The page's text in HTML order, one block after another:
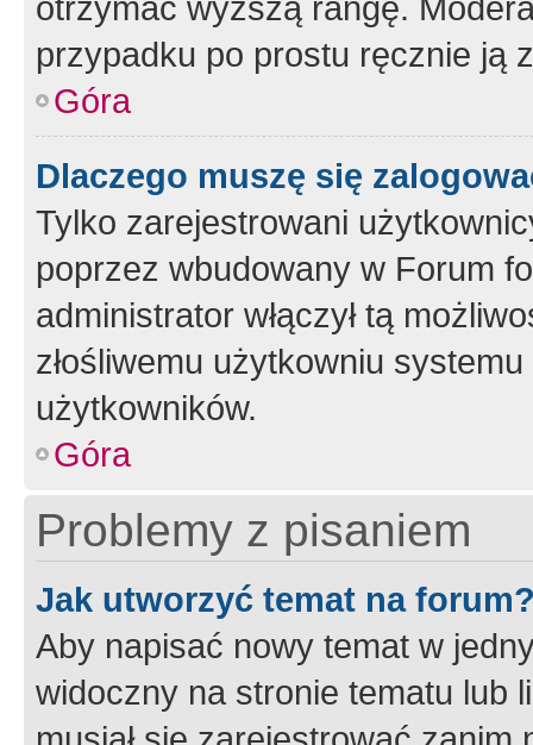
przypadku po prostu ręcznie ją
Góra
Dlaczego muszę się
Tylko zarejestrowani
poprzez wbudowany w Forum
administrator włączył tą
złośliwemu użytkowniu
użytkowników.
Góra
Problemy z pisaniem
Jak utworzyć temat na
Aby napisać nowy temat w
widoczny na stronie tematu lub